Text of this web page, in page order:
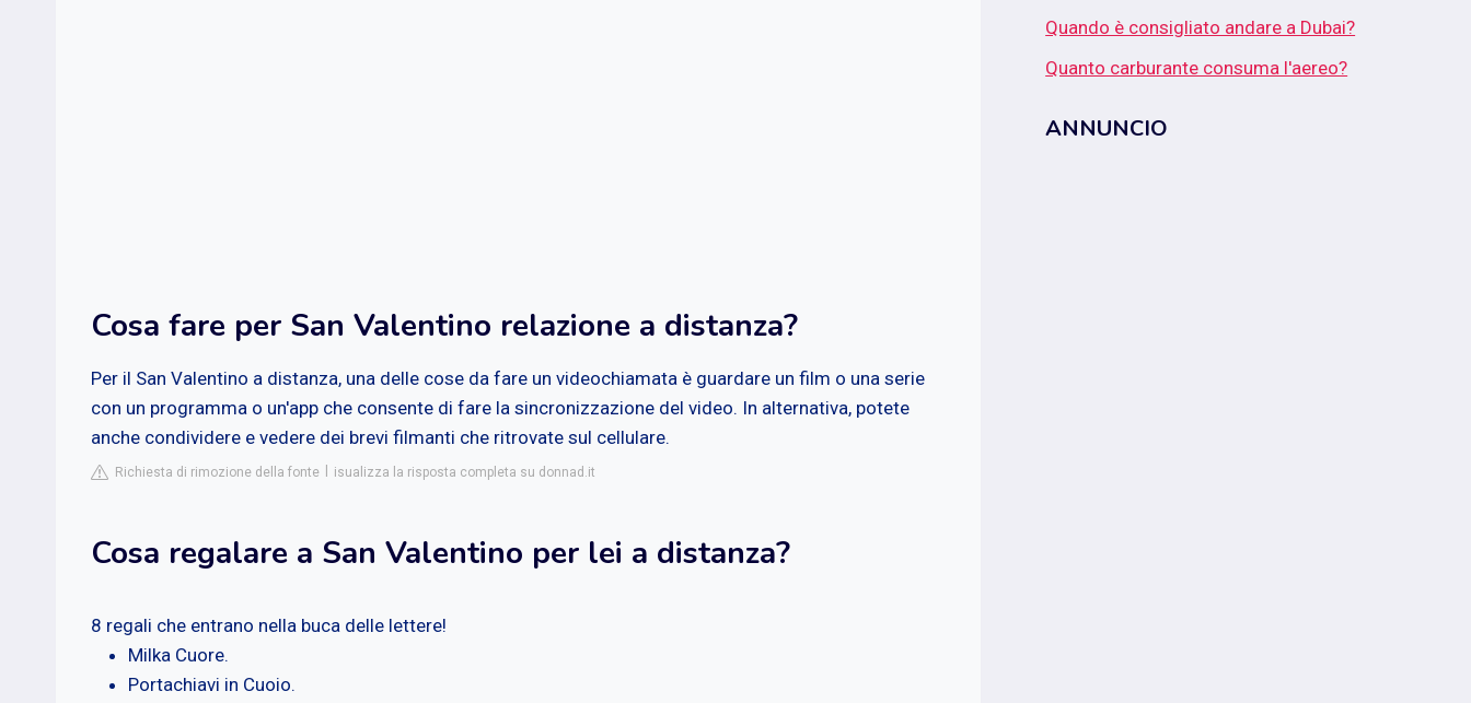
Cosa fare per San Valentino relazione a distanza?
Per il San Valentino a distanza, una delle cose da fare un videochiamata è guardare un film o una serie
con un programma o un'app che consente di fare la sincronizzazione del video. In alternativa, potete
anche condividere e vedere dei brevi filmanti che ritrovate sul cellulare.
Richiesta di rimozione della fonte isualizza la risposta completa su donnad.it
Cosa regalare a San Valentino per lei a distanza?
8 regali che entrano nella buca delle lettere!
Milka Cuore.
Portachiavi in Cuoio.
Quando è consigliato andare a Dubai?
Quanto carburante consuma l'aereo?
ANNUNCIO